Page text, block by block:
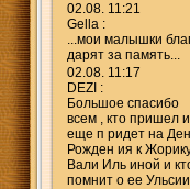
02.08. 11:21
Gella :
...мои малышки
дарят за память...
02.08. 11:17
DEZI :
Большое спасибо
всем , кто пришел и
еще п ридет на
Рожден ия к
Вали Иль иной и
помнит о ее Ульсии